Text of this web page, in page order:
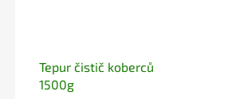
Tepur čistič koberců
1500g